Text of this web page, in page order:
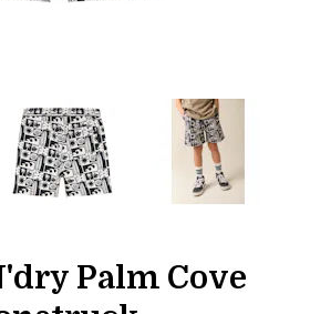
Palm Cove